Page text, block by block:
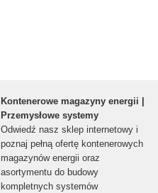
Kontenerowe magazyny energii |
Przemysłowe systemy
Odwiedź nasz sklep internetowy i
poznaj pełną ofertę kontenerowych
magazynów energii oraz
asortymentu do budowy
kompletnych systemów